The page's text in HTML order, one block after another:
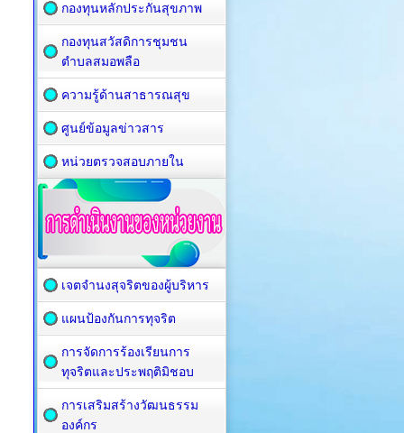
กองทุนหลักประกันสุขภาพ
กองทุนสวัสดิการชุมชน
ตำบลสมอพลือ
ความรู้ด้านสาธารณสุข
ศูนย์ข้อมูลข่าวสาร
หน่วยตรวจสอบภายใน
เจตจำนงสุจริตของผู้บริหาร
แผนป้องกันการทุจริต
การจัดการร้องเรียนการ
ทุจริตและประพฤติมิชอบ
การเสริมสร้างวัฒนธรรม
องค์กร